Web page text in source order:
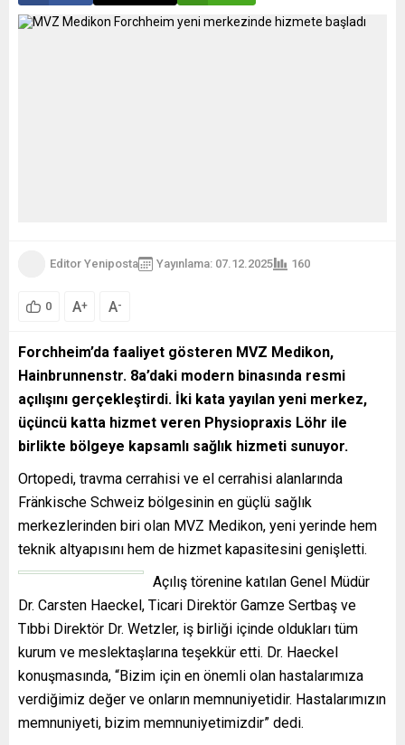
Editor Yeniposta Yayınlama: 07.12.2025 160
0 A+ A-
Forchheim’da faaliyet gösteren MVZ Medikon,
Hainbrunnenstr. 8a’daki modern binasında resmi
açılışını gerçekleştirdi. İki kata yayılan yeni merkez,
üçüncü katta hizmet veren Physiopraxis Löhr ile
birlikte bölgeye kapsamlı sağlık hizmeti sunuyor.
Ortopedi, travma cerrahisi ve el cerrahisi alanlarında
Fränkische Schweiz bölgesinin en güçlü sağlık
merkezlerinden biri olan MVZ Medikon, yeni yerinde hem
teknik altyapısını hem de hizmet kapasitesini genişletti.
Açılış törenine katılan Genel Müdür
Dr. Carsten Haeckel, Ticari Direktör Gamze Sertbaş ve
Tıbbi Direktör Dr. Wetzler, iş birliği içinde oldukları tüm
kurum ve meslektaşlarına teşekkür etti. Dr. Haeckel
konuşmasında, “Bizim için en önemli olan hastalarımıza
verdiğimiz değer ve onların memnuniyetidir. Hastalarımızın
memnuniyeti, bizim memnuniyetimizdir” dedi.